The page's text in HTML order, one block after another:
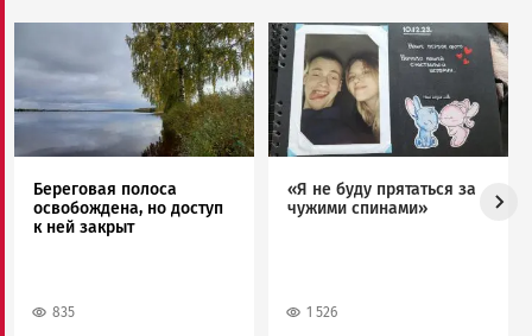
Береговая полоса
освобождена, но доступ
к ней закрыт
835
Image
«Я не буду прятаться за
чужими спинами»
1 526